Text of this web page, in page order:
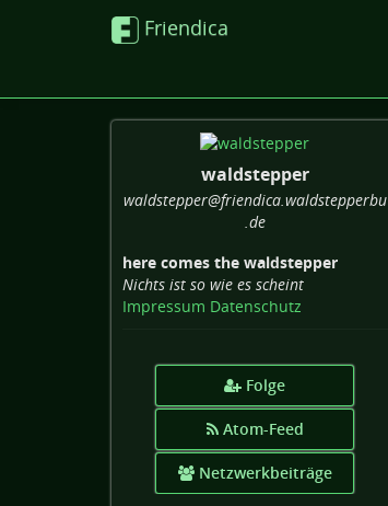
Friendica
waldstepper
waldstepper@friendica.waldstepperbu
.de
here comes the waldstepper
Nichts ist so wie es scheint
Impressum Datenschutz
Folge
Atom-Feed
Netzwerkbeiträge